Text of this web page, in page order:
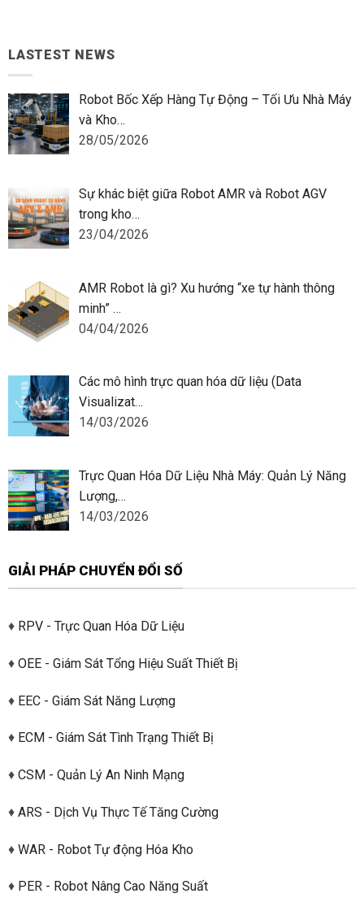
LASTEST NEWS
Robot Bốc Xếp Hàng Tự Động – Tối Ưu Nhà Máy
và Kho…
28/05/2026
Sự khác biệt giữa Robot AMR và Robot AGV
trong kho…
23/04/2026
AMR Robot là gì? Xu hướng “xe tự hành thông
minh” …
04/04/2026
Các mô hình trực quan hóa dữ liệu (Data
Visualizat…
14/03/2026
Trực Quan Hóa Dữ Liệu Nhà Máy: Quản Lý Năng
Lượng,…
14/03/2026
GIẢI PHÁP CHUYỂN ĐỔI SỐ
♦ RPV - Trực Quan Hóa Dữ Liệu
♦ OEE - Giám Sát Tổng Hiệu Suất Thiết Bị
♦ EEC - Giám Sát Năng Lượng
♦ ECM - Giám Sát Tình Trạng Thiết Bị
♦ CSM - Quản Lý An Ninh Mạng
♦ ARS - Dịch Vụ Thực Tế Tăng Cường
♦ WAR - Robot Tự động Hóa Kho
♦ PER - Robot Nâng Cao Năng Suất